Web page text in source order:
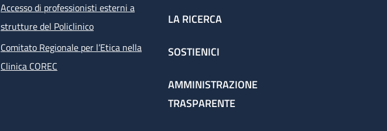
Accesso di professionisti esterni a
strutture del Policlinico
Comitato Regionale per l’Etica nella
Clinica COREC
LA RICERCA
SOSTIENICI
AMMINISTRAZIONE
TRASPARENTE